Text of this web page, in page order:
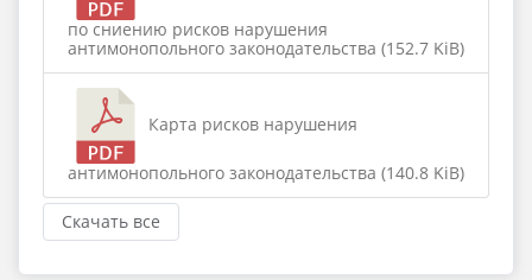
по сниению рисков нарушения
антимонопольного законодательства (152.7 KiB)
Карта рисков нарушения
антимонопольного законодательства (140.8 KiB)
Скачать все